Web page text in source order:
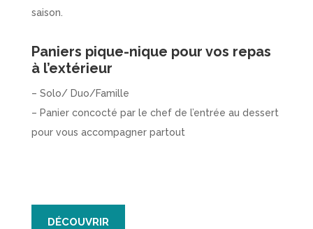
saison.
Paniers pique-nique pour vos repas
à l’extérieur
– Solo/ Duo/Famille
– Panier concocté par le chef de l’entrée au dessert
pour vous accompagner partout
DÉCOUVRIR